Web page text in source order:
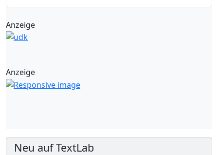
Anzeige
Anzeige
Neu auf TextLab